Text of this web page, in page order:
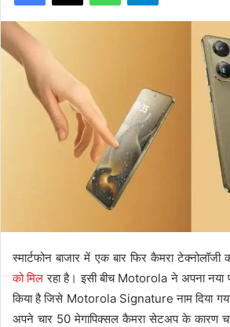
स्मार्टफोन बाजार में एक बार फिर कैमरा
को मिल रहा है। इसी बीच Motorola ने अपना नया
किया है जिसे Motorola Signature नाम दिया
अपने चार 50 मेगापिक्सल कैमरा सेटअप के कारण